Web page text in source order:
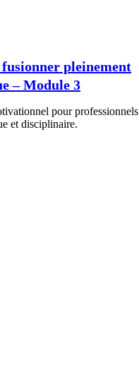
pleinement
– Module 3
pour professionnels
et disciplinaire.